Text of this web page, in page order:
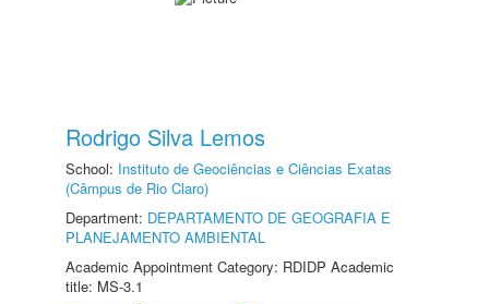
Rodrigo Silva Lemos
School: Instituto de Geociências e Ciências Exatas
(Câmpus de Rio Claro)
Department: DEPARTAMENTO DE GEOGRAFIA E
PLANEJAMENTO AMBIENTAL
Academic Appointment Category: RDIDP Academic
title: MS-3.1